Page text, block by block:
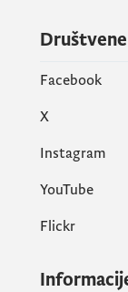
Facebook
X
Instagram
YouTube
Flickr